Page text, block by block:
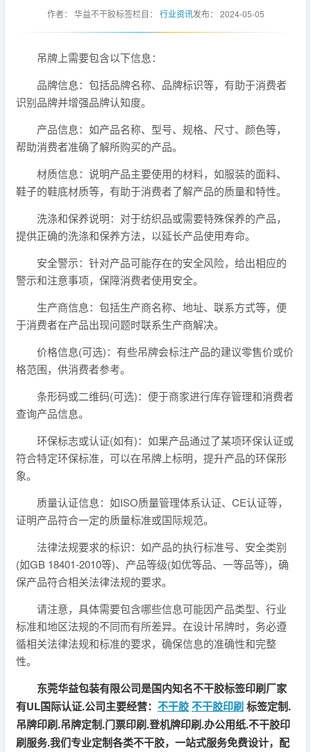
作者： 华益不干胶标签栏目： 行业资讯发布： 2024-05-05
吊牌上需要包含以下信息：
品牌信息：包括品牌名称、品牌标识等，有助于消费者
识别品牌并增强品牌认知度。
产品信息：如产品名称、型号、规格、尺寸、颜色等，
帮助消费者准确了解所购买的产品。
材质信息：说明产品主要使用的材料，如服装的面料、
鞋子的鞋底材质等，有助于消费者了解产品的质量和特性。
洗涤和保养说明：对于纺织品或需要特殊保养的产品，
提供正确的洗涤和保养方法，以延长产品使用寿命。
安全警示：针对产品可能存在的安全风险，给出相应的
警示和注意事项，保障消费者使用安全。
生产商信息：包括生产商名称、地址、联系方式等，便
于消费者在产品出现问题时联系生产商解决。
价格信息(可选)：有些吊牌会标注产品的建议零售价或价
格范围，供消费者参考。
条形码或二维码(可选)：便于商家进行库存管理和消费者
查询产品信息。
环保标志或认证(如有)：如果产品通过了某项环保认证或
符合特定环保标准，可以在吊牌上标明，提升产品的环保形
象。
质量认证信息：如ISO质量管理体系认证、CE认证等，
证明产品符合一定的质量标准或国际规范。
法律法规要求的标识：如产品的执行标准号、安全类别
(如GB 18401-2010等)、产品等级(如优等品、一等品等)，确
保产品符合相关法律法规的要求。
请注意，具体需要包含哪些信息可能因产品类型、行业
标准和地区法规的不同而有所差异。在设计吊牌时，务必遵
循相关法律法规和标准的要求，确保信息的准确性和完整
性。
东莞华益包装有限公司是国内知名不干胶标签印刷厂家
有UL国际认证.公司主要经营： 不干胶不干胶印刷标签定制.
吊牌印刷.吊牌定制.门票印刷.登机牌印刷.办公用纸.不干胶印
刷服务.我们专业定制各类不干胶，一站式服务免费设计，配